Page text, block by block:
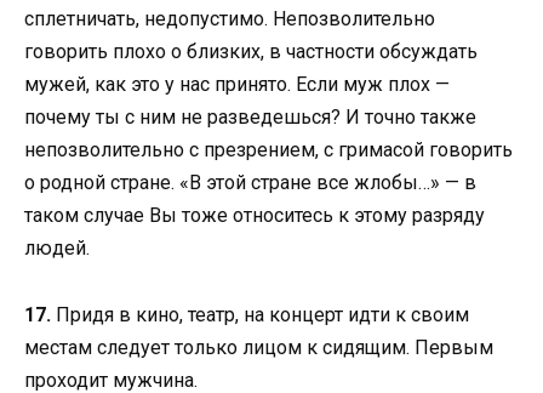
сплетничать, недопустимо. Непозволительно
говорить плохо о близких, в частности обсуждать
мужей, как это у нас принято. Если муж плох —
почему ты с ним не разведешься? И точно также
непозволительно с презрением, с гримасой говорить
о родной стране. «В этой стране все жлобы…» — в
таком случае Вы тоже относитесь к этому разряду
людей.
17. Придя в кино, театр, на концерт идти к своим
местам следует только лицом к сидящим. Первым
проходит мужчина.